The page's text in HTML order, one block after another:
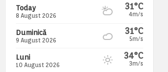
Today
8 August 2026
31°C
4m/s
Duminică
9 August 2026
31°C
5m/s
Luni
10 August 2026
34°C
3m/s